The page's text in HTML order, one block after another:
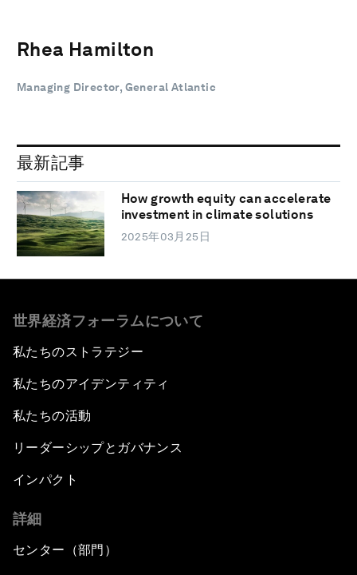
Rhea Hamilton
Managing Director, General Atlantic
最新記事
How growth equity can accelerate
investment in climate solutions
2025年03月25日
世界経済フォーラムについて
私たちのストラテジー
私たちのアイデンティティ
私たちの活動
リーダーシップとガバナンス
インパクト
詳細
センター（部門）